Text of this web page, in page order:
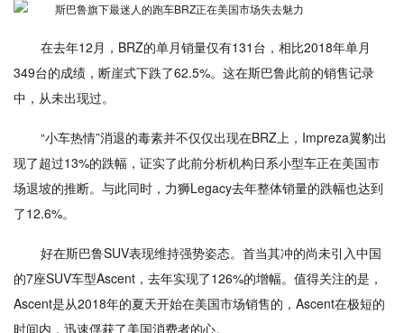
在去年12月，BRZ的单月销量仅有131台，相比2018年单月
349台的成绩，断崖式下跌了62.5%。这在斯巴鲁此前的销售记录
中，从未出现过。
“小车热情”消退的毒素并不仅仅出现在BRZ上，Impreza翼豹出
现了超过13%的跌幅，证实了此前分析机构日系小型车正在美国市
场退坡的推断。与此同时，力狮Legacy去年整体销量的跌幅也达到
了12.6%。
好在斯巴鲁SUV表现维持强势姿态。首当其冲的尚未引入中国
的7座SUV车型Ascent，去年实现了126%的增幅。值得关注的是，
Ascent是从2018年的夏天开始在美国市场销售的，Ascent在极短的
时间内，迅速俘获了美国消费者的心。